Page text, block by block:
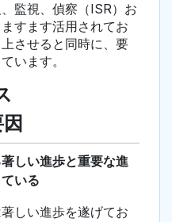
監視、偵察（ISR）お
すます活用されてお
させると同時に、要
います。
しい進歩と重要な進
いる
しい進歩を遂げてお